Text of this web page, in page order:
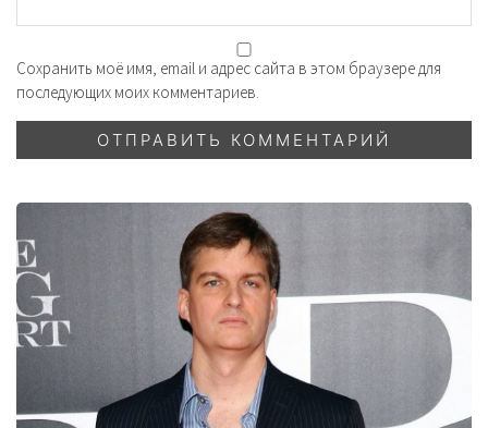
Сохранить моё имя, email и адрес сайта в этом браузере для
последующих моих комментариев.